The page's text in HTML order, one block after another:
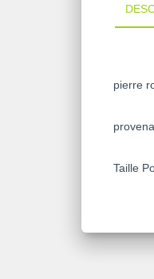
pierre
Taille